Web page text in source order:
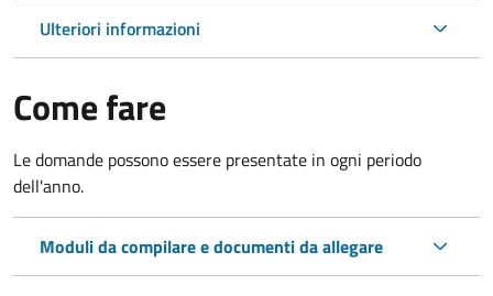
Ulteriori informazioni
Come fare
Le domande possono essere presentate in ogni periodo
dell'anno.
Moduli da compilare e documenti da allegare